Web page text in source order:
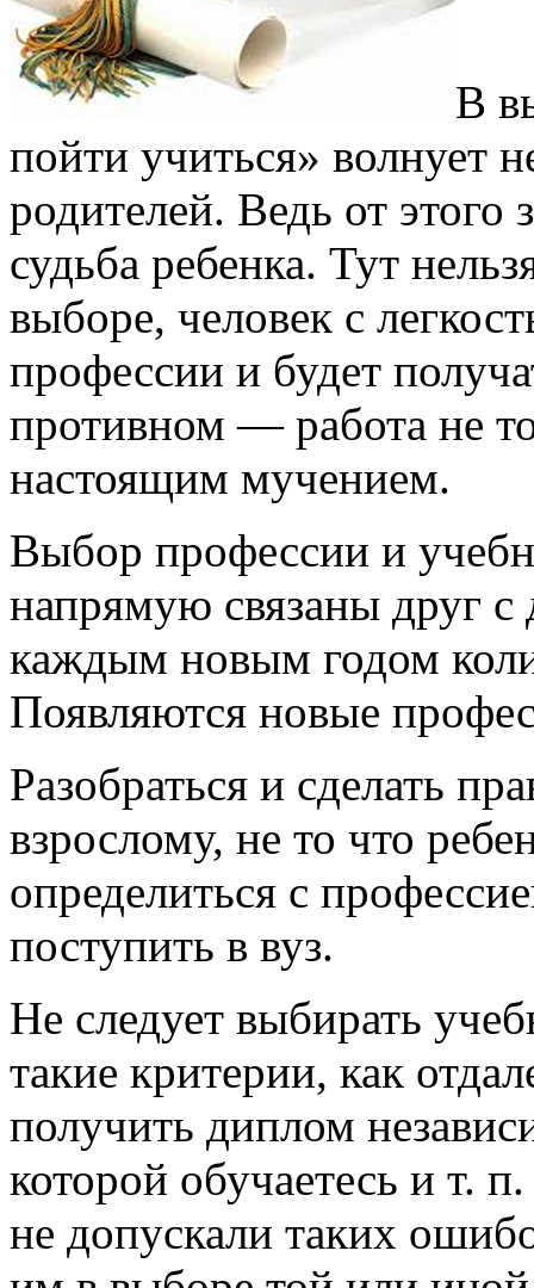
В
пойти учиться» волнует
родителей. Ведь от
судьба ребенка. Тут
выборе, человек с
профессии и будет
противном — работа не
настоящим мучением.
Выбор профессии и
напрямую связаны друг
каждым новым годом
Появляются новые
Разобраться и сделать
взрослому, не то что
определиться с
поступить в вуз.
Не следует выбирать
такие критерии, как
получить диплом
которой обучаетесь и т.
не допускали таких